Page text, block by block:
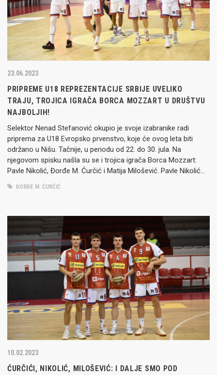
23.06.2023
PRIPREME U18 REPREZENTACIJE SRBIJE UVELIKO
TRAJU, TROJICA IGRAČA BORCA MOZZART U DRUŠTVU
NAJBOLJIH!
Selektor Nenad Stefanović okupio je svoje izabranike radi
priprema za U18 Evropsko prvenstvo, koje će ovog leta biti
održano u Nišu. Tačnije, u periodu od 22. do 30. jula. Na
njegovom spisku našla su se i trojica igrača Borca Mozzart:
Pavle Nikolić, Đorđe M. Ćurčić i Matija Milošević. Pavle Nikolić
ĐORĐE M. ĆURČIĆ
10.02.2023
ĆURČIĆI, NIKOLIĆ, MILOŠEVIĆ: I DALJE SMO POD